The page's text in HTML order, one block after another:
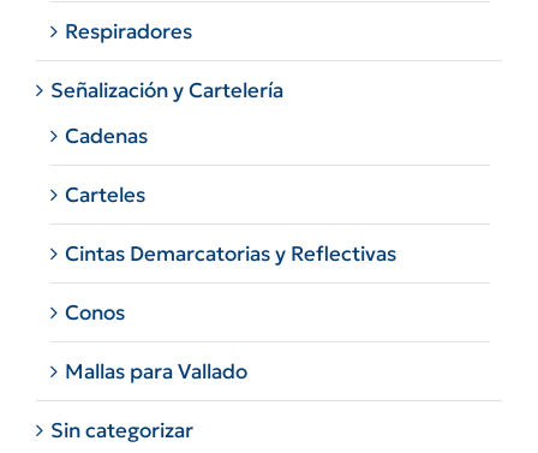
Respiradores
Señalización y Cartelería
Cadenas
Carteles
Cintas Demarcatorias y Reflectivas
Conos
Mallas para Vallado
Sin categorizar